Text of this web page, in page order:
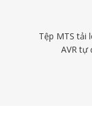
Tệp MTS tải
AVR tự